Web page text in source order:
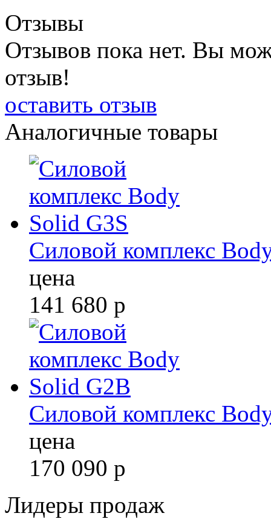
Отзывы
Отзывов пока нет. Вы
отзыв!
оставить отзыв
Аналогичные товары
Силовой комплекс
цена
141 680 р
Силовой комплекс
цена
170 090 р
Лидеры продаж